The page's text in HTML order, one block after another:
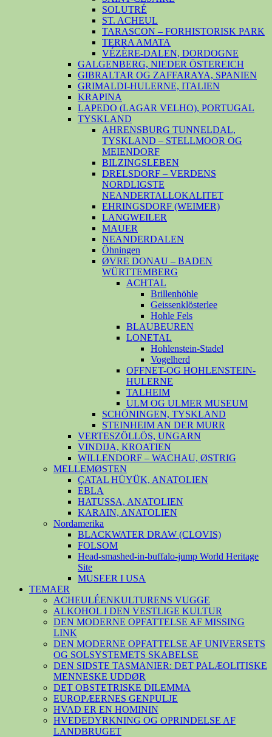
SOLUTRÉ
ST. ACHEUL
TARASCON – FORHISTORISK PARK
TERRA AMATA
VÉZÈRE-DALEN, DORDOGNE
GALGENBERG, NIEDER ÖSTEREICH
GIBRALTAR OG ZAFFARAYA, SPANIEN
GRIMALDI-HULERNE, ITALIEN
KRAPINA
LAPEDO (LAGAR VELHO), PORTUGAL
TYSKLAND
AHRENSBURG TUNNELDAL,
TYSKLAND – STELLMOOR OG
MEIENDORF
BILZINGSLEBEN
DRELSDORF – VERDENS
NORDLIGSTE
NEANDERTALLOKALITET
EHRINGSDORF (WEIMER)
LANGWEILER
MAUER
NEANDERDALEN
Öhningen
ØVRE DONAU – BADEN
WÜRTTEMBERG
ACHTAL
Brillenhöhle
Geissenklösterlee
Hohle Fels
BLAUBEUREN
LONETAL
Hohlenstein-Stadel
Vogelherd
OFFNET-OG HOHLENSTEIN-
HULERNE
TALHEIM
ULM OG ULMER MUSEUM
SCHÖNINGEN, TYSKLAND
STEINHEIM AN DER MURR
VERTESZÖLLÖS, UNGARN
VINDIJA, KROATIEN
WILLENDORF – WACHAU, ØSTRIG
MELLEMØSTEN
ÇATAL HÜYÜK, ANATOLIEN
EBLA
HATUSSA, ANATOLIEN
KARAIN, ANATOLIEN
Nordamerika
BLACKWATER DRAW (CLOVIS)
FOLSOM
Head-smashed-in-buffalo-jump World Heritage
Site
MUSEER I USA
TEMAER
ACHEULÉENKULTURENS VUGGE
ALKOHOL I DEN VESTLIGE KULTUR
DEN MODERNE OPFATTELSE AF MISSING
LINK
DEN MODERNE OPFATTELSE AF UNIVERSETS
OG SOLSYSTEMETS SKABELSE
DEN SIDSTE TASMANIER: DET PALÆOLITISKE
MENNESKE UDDØR
DET OBSTETRISKE DILEMMA
EUROPÆERNES GENPULJE
HVAD ER EN HOMININ
HVEDEDYRKNING OG OPRINDELSE AF
LANDBRUGET